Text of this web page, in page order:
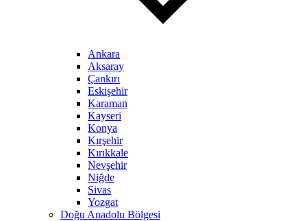
Ankara
Aksaray
Çankırı
Eskişehir
Karaman
Kayseri
Konya
Kırşehir
Kırıkkale
Nevşehir
Niğde
Sivas
Yozgat
Doğu Anadolu Bölgesi